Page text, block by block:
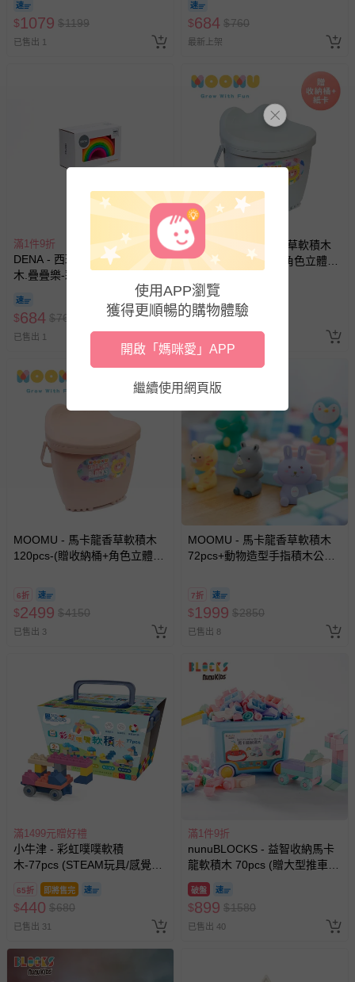
$1079 $1199
已售出 1
$684 $760
最新上架
滿1件9折
DENA - 西班牙多功能益智軟積
木.疊疊樂-彩虹6入-螢光色 (有3
$684 $760
已售出 1
MOOMU - 馬卡龍香草軟積木
120pcs-(贈收納桶+角色立體場
$2499 $4150
MOOMU - 馬卡龍香草軟積木
120pcs-(贈收納桶+角色立體場
6折
$2499 $4150
已售出 3
MOOMU - 馬卡龍香草軟積木
72pcs+動物造型手指積木公仔5
7折
$1999 $2850
已售出 8
滿1499元贈好禮
小牛津 - 彩虹噗噗軟積
木-77pcs (STEAM玩具/感覺統
合/附收納箱)
65折 即將售完
$440 $680
已售出 31
滿1件9折
nunuBLOCKS - 益智收納馬卡
龍軟積木 70pcs (贈大型推車
箱)
破盤
$899 $1580
已售出 40
使用APP瀏覽
獲得更順暢的購物體驗
開啟「媽咪愛」APP
繼續使用網頁版